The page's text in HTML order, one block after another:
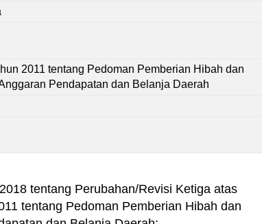
2011 tentang Pedoman Pemberian Hibah dan
Pendapatan dan Belanja Daerah
tentang Perubahan/Revisi Ketiga atas
tentang Pedoman Pemberian Hibah dan